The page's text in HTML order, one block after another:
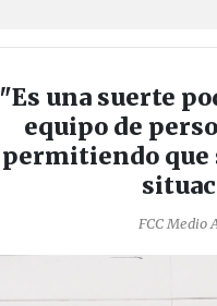
"Es una suerte
equipo de
permitiendo que
FCC Medio